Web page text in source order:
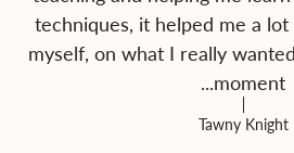
techniques, it helped me a
myself, on what I really
moment...
Tawny Knight